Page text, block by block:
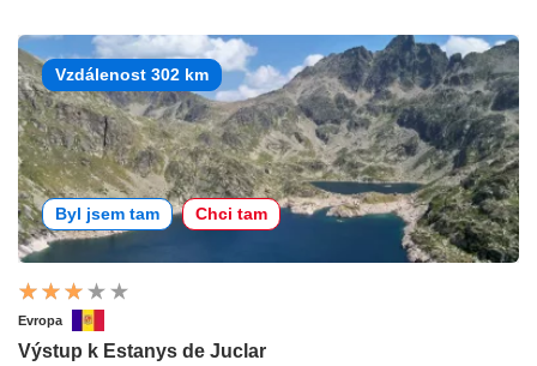
Vzdálenost 302 km
Byl jsem tam Chci tam
Evropa
Výstup k Estanys de Juclar